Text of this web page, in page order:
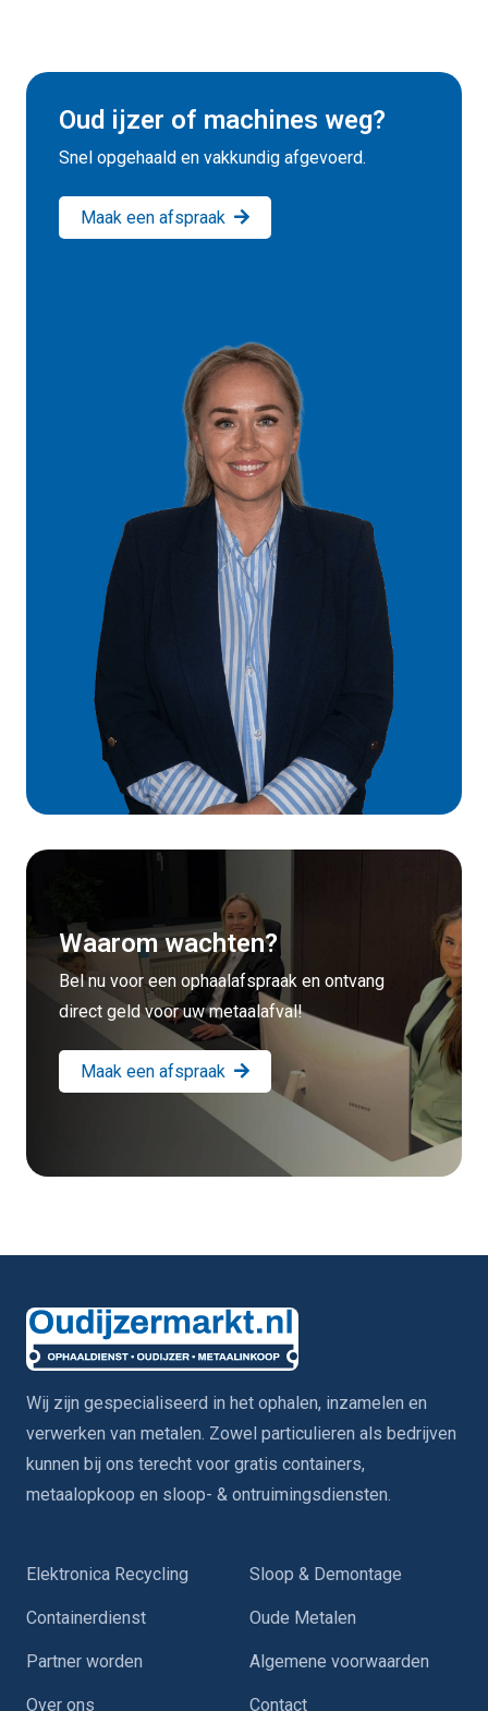
Oud ijzer of machines weg?
Snel opgehaald en vakkundig afgevoerd.
Maak een afspraak
Waarom wachten?
Bel nu voor een ophaalafspraak en ontvang
direct geld voor uw metaalafval!
Maak een afspraak
Wij zijn gespecialiseerd in het ophalen, inzamelen en
verwerken van metalen. Zowel particulieren als bedrijven
kunnen bij ons terecht voor gratis containers,
metaalopkoop en sloop- & ontruimingsdiensten.
Elektronica Recycling Sloop & Demontage
Containerdienst Oude Metalen
Partner worden Algemene voorwaarden
Over ons Contact